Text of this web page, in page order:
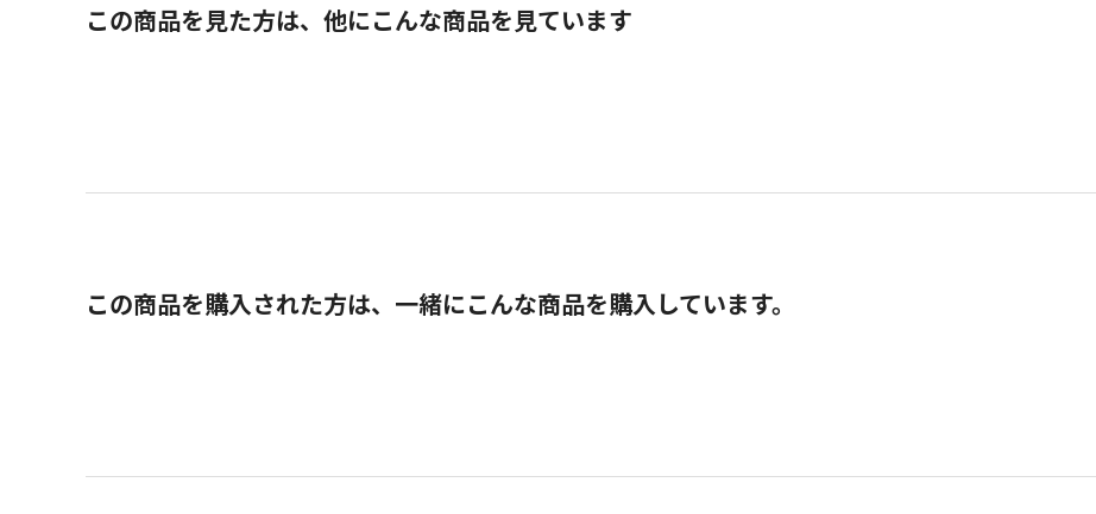
この商品を見た方は、他にこんな商品を見ています
この商品を購入された方は、一緒にこんな商品を購入しています。